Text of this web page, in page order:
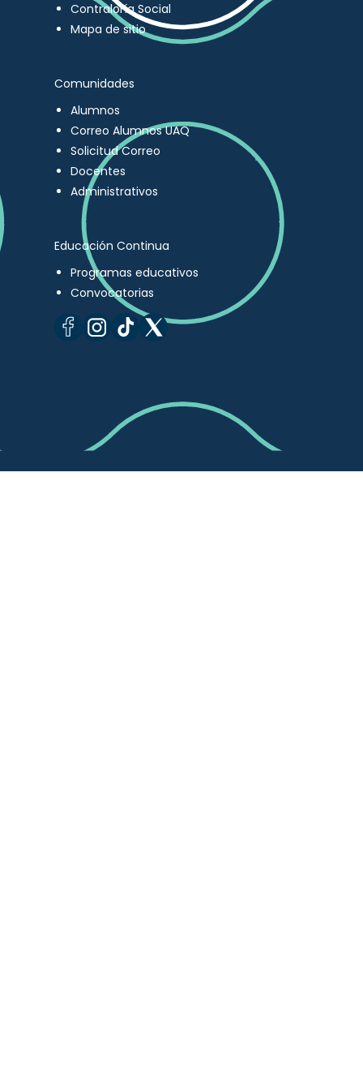
Contraloría Social
Mapa de sitio
Comunidades
Alumnos
Correo Alumnos UAQ
Solicitud Correo
Docentes
Administrativos
Educación Continua
Programas educativos
Convocatorias